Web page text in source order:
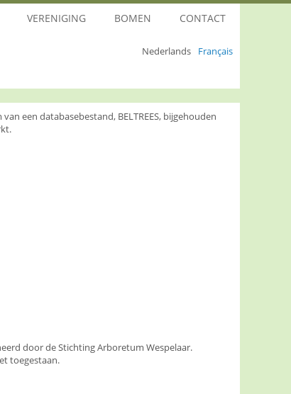
Nederlands Français
VERENIGING BOMEN CONTACT
een databasebestand, BELTREES, bijgehouden
door de Stichting Arboretum Wespelaar.
toegestaan.